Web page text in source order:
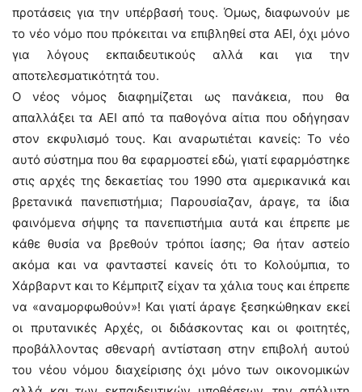
προτάσεις για την υπέρβασή τους. Όμως, διαφωνούν με
το νέο νόμο που πρόκειται να επιβληθεί στα ΑΕΙ, όχι μόνο
για λόγους εκπαιδευτικούς αλλά και για την
αποτελεσματικότητά του.
Ο νέος νόμος διαφημίζεται ως πανάκεια, που θα
απαλλάξει τα ΑΕΙ από τα παθογόνα αίτια που οδήγησαν
στον εκφυλισμό τους. Και αναρωτιέται κανείς: Το νέο
αυτό σύστημα που θα εφαρμοστεί εδώ, γιατί εφαρμόστηκε
στις αρχές της δεκαετίας του 1990 στα αμερικανικά και
βρετανικά πανεπιστήμια; Παρουσίαζαν, άραγε, τα ίδια
φαινόμενα σήψης τα πανεπιστήμια αυτά και έπρεπε με
κάθε θυσία να βρεθούν τρόποι ίασης; Θα ήταν αστείο
ακόμα και να φανταστεί κανείς ότι το Κολούμπια, το
Χάρβαρντ και το Κέμπριτζ είχαν τα χάλια τους και έπρεπε
να «αναμορφωθούν»! Και γιατί άραγε ξεσηκώθηκαν εκεί
οι πρυτανικές Αρχές, οι διδάσκοντας και οι φοιτητές,
προβάλλοντας σθεναρή αντίσταση στην επιβολή αυτού
του νέου νόμου διαχείρισης όχι μόνο των οικονομικών